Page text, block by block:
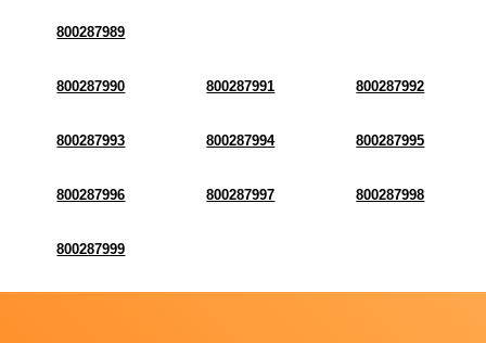
800287989
800287990 800287991 800287992
800287993 800287994 800287995
800287996 800287997 800287998
800287999